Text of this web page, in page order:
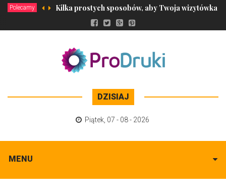
Polecamy Kilka prostych sposobów, aby Twoja wizytówka
DZISIAJ
Piątek 07 - 08 - 2026
MENU